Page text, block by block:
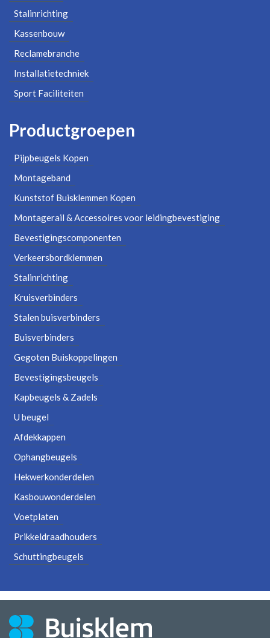
Stalinrichting
Kassenbouw
Reclamebranche
Installatietechniek
Sport Faciliteiten
Productgroepen
Pijpbeugels Kopen
Montageband
Kunststof Buisklemmen Kopen
Montagerail & Accessoires voor leidingbevestiging
Bevestigingscomponenten
Verkeersbordklemmen
Stalinrichting
Kruisverbinders
Stalen buisverbinders
Buisverbinders
Gegoten Buiskoppelingen
Bevestigingsbeugels
Kapbeugels & Zadels
U beugel
Afdekkappen
Ophangbeugels
Hekwerkonderdelen
Kasbouwonderdelen
Voetplaten
Prikkeldraadhouders
Schuttingbeugels